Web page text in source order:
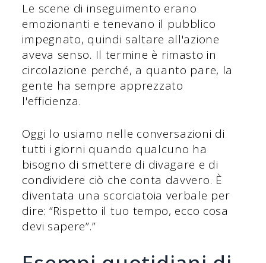
Le scene di inseguimento erano
emozionanti e tenevano il pubblico
impegnato, quindi saltare all'azione
aveva senso. Il termine è rimasto in
circolazione perché, a quanto pare, la
gente ha sempre apprezzato
l'efficienza.
Oggi lo usiamo nelle conversazioni di
tutti i giorni quando qualcuno ha
bisogno di smettere di divagare e di
condividere ciò che conta davvero. È
diventata una scorciatoia verbale per
dire: “Rispetto il tuo tempo, ecco cosa
devi sapere”.”